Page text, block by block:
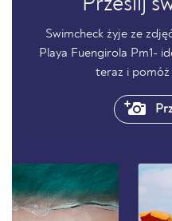
Prześlij
Swimcheck żyje ze
Playa Fuengirola Pm1-
teraz i pomóż